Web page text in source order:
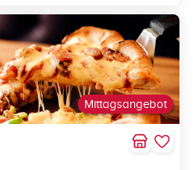
Mittagsangebot